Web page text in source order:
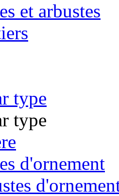
et arbustes
type
type
d'ornement